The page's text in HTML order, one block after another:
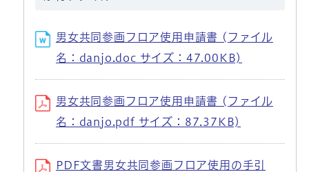
男女共同参画フロア使用申請書 (ファイル
名：danjo.doc サイズ：47.00KB)
男女共同参画フロア使用申請書 (ファイル
名：danjo.pdf サイズ：87.37KB)
PDF文書男女共同参画フロア使用の手引